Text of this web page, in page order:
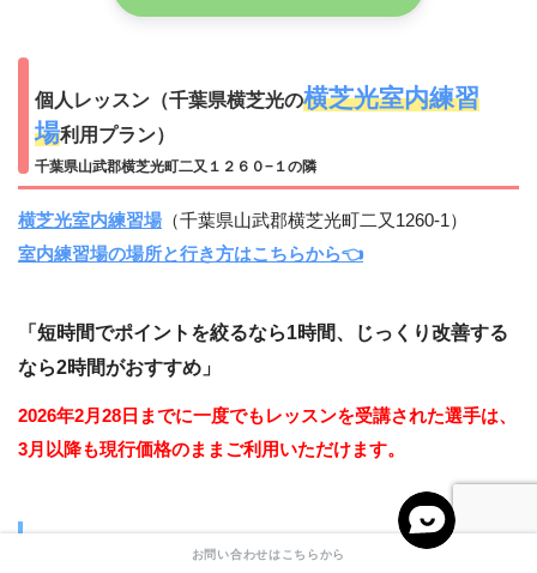
個人レッスン（千葉県横芝光の横芝光室内練習
場利用プラン）
千葉県山武郡横芝光町二又１２６０−１の隣
横芝光室内練習場 （千葉県山武郡横芝光町二又1260-1）
室内練習場の場所と行き方はこちらから👈
「短時間でポイントを絞るなら1時間、じっくり改善する
なら2時間がおすすめ」
2026年2月28日までに一度でもレッスンを受講された選手は、
3月以降も現行価格のままご利用いただけます。
曜日限定お問い合わせはこちらから